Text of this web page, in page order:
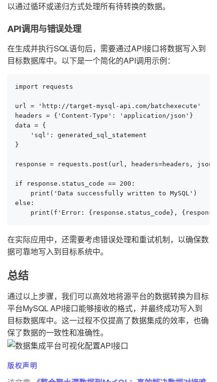
以通过循环或递归方式处理所有待转换的数据。
API调用与错误处理
在生成并执行SQL语句后，需要通过API接口将数据写入到
目标数据库中。以下是一个简化的API调用示例：
import requests
url = 'http://target-mysql-api.com/batchexecute'
headers = {'Content-Type': 'application/json'}
data = {
    'sql': generated_sql_statement
}
response = requests.post(url, headers=headers,
if response.status_code == 200:
    print('Data successfully written to MySQL')
else:
print(f'Error: {response.status_code},
在实际应用中，还需要考虑错误处理和重试机制，以确保数
据可靠地写入到目标系统中。
总结
通过以上步骤，我们可以高效地将源平台的数据转换为目标
平台MySQL API接口能够接收的格式，并最终成功写入到
目标数据库中。这一过程不仅提高了数据集成的效率，也确
保了数据的一致性和准确性。
版权声明